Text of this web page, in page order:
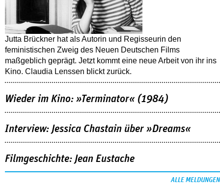
Jutta Brückner hat als Autorin und Regisseurin den
feministischen Zweig des Neuen Deutschen Films
maßgeblich geprägt. Jetzt kommt eine neue Arbeit von ihr ins
Kino. Claudia Lenssen blickt zurück.
Wieder im Kino: »Terminator« (1984)
Interview: Jessica Chastain über »Dreams«
Filmgeschichte: Jean Eustache
ALLE MELDUNGEN